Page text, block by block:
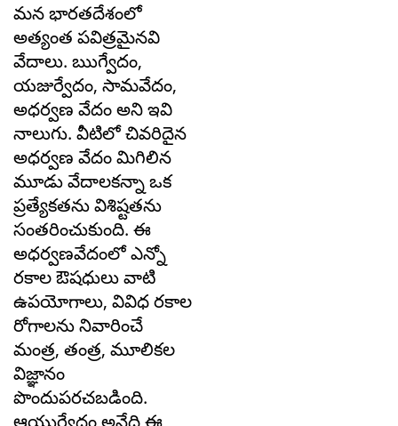
మన భారతదేశంలో
అత్యంత పవిత్రమైనవి
వేదాలు. ఋగ్వేదం,
యజుర్వేదం, సామవేదం,
అధర్వణ వేదం అని ఇవి
నాలుగు. వీటిలో చివరిదైన
అధర్వణ వేదం మిగిలిన
మూడు వేదాలకన్నా ఒక
ప్రత్యేకతను విశిష్టతను
సంతరించుకుంది. ఈ
అధర్వణవేదంలో ఎన్నో
రకాల ఔషధులు వాటి
ఉపయోగాలు, వివిధ రకాల
రోగాలను నివారించే
మంత్ర, తంత్ర, మూలికల
విజ్ఞానం
పొందుపరచబడింది.